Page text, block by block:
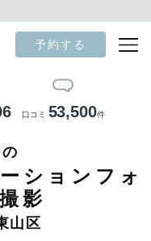
予約する
口コミ 53,500件
ションフォ
影
山区